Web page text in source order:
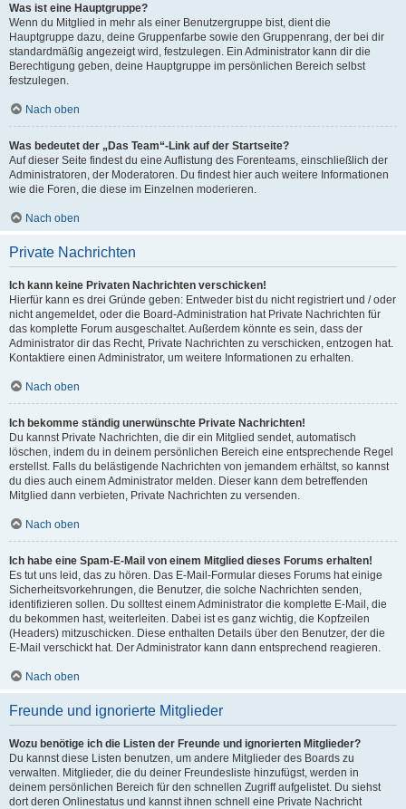
Was ist eine Hauptgruppe?
Wenn du Mitglied in mehr als einer Benutzergruppe bist, dient die
Hauptgruppe dazu, deine Gruppenfarbe sowie den Gruppenrang, der bei dir
standardmäßig angezeigt wird, festzulegen. Ein Administrator kann dir die
Berechtigung geben, deine Hauptgruppe im persönlichen Bereich selbst
festzulegen.
Nach oben
Was bedeutet der „Das Team“-Link auf der Startseite?
Auf dieser Seite findest du eine Auflistung des Forenteams, einschließlich der
Administratoren, der Moderatoren. Du findest hier auch weitere Informationen
wie die Foren, die diese im Einzelnen moderieren.
Nach oben
Private Nachrichten
Ich kann keine Privaten Nachrichten verschicken!
Hierfür kann es drei Gründe geben: Entweder bist du nicht registriert und / oder
nicht angemeldet, oder die Board-Administration hat Private Nachrichten für
das komplette Forum ausgeschaltet. Außerdem könnte es sein, dass der
Administrator dir das Recht, Private Nachrichten zu verschicken, entzogen hat.
Kontaktiere einen Administrator, um weitere Informationen zu erhalten.
Nach oben
Ich bekomme ständig unerwünschte Private Nachrichten!
Du kannst Private Nachrichten, die dir ein Mitglied sendet, automatisch
löschen, indem du in deinem persönlichen Bereich eine entsprechende Regel
erstellst. Falls du belästigende Nachrichten von jemandem erhältst, so kannst
du dies auch einem Administrator melden. Dieser kann dem betreffenden
Mitglied dann verbieten, Private Nachrichten zu versenden.
Nach oben
Ich habe eine Spam-E-Mail von einem Mitglied dieses Forums erhalten!
Es tut uns leid, das zu hören. Das E-Mail-Formular dieses Forums hat einige
Sicherheitsvorkehrungen, die Benutzer, die solche Nachrichten senden,
identifizieren sollen. Du solltest einem Administrator die komplette E-Mail, die
du bekommen hast, weiterleiten. Dabei ist es ganz wichtig, die Kopfzeilen
(Headers) mitzuschicken. Diese enthalten Details über den Benutzer, der die
E-Mail verschickt hat. Der Administrator kann dann entsprechend reagieren.
Nach oben
Freunde und ignorierte Mitglieder
Wozu benötige ich die Listen der Freunde und ignorierten Mitglieder?
Du kannst diese Listen benutzen, um andere Mitglieder des Boards zu
verwalten. Mitglieder, die du deiner Freundesliste hinzufügst, werden in
deinem persönlichen Bereich für den schnellen Zugriff aufgelistet. Du siehst
dort deren Onlinestatus und kannst ihnen schnell eine Private Nachricht